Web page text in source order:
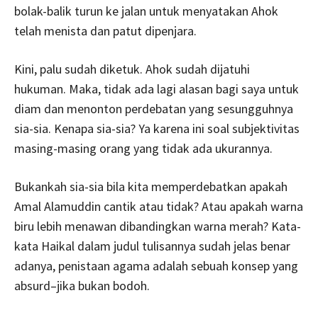
bolak-balik turun ke jalan untuk menyatakan Ahok
telah menista dan patut dipenjara.
Kini, palu sudah diketuk. Ahok sudah dijatuhi
hukuman. Maka, tidak ada lagi alasan bagi saya untuk
diam dan menonton perdebatan yang sesungguhnya
sia-sia. Kenapa sia-sia? Ya karena ini soal subjektivitas
masing-masing orang yang tidak ada ukurannya.
Bukankah sia-sia bila kita memperdebatkan apakah
Amal Alamuddin cantik atau tidak? Atau apakah warna
biru lebih menawan dibandingkan warna merah? Kata-
kata Haikal dalam judul tulisannya sudah jelas benar
adanya, penistaan agama adalah sebuah konsep yang
absurd–jika bukan bodoh.